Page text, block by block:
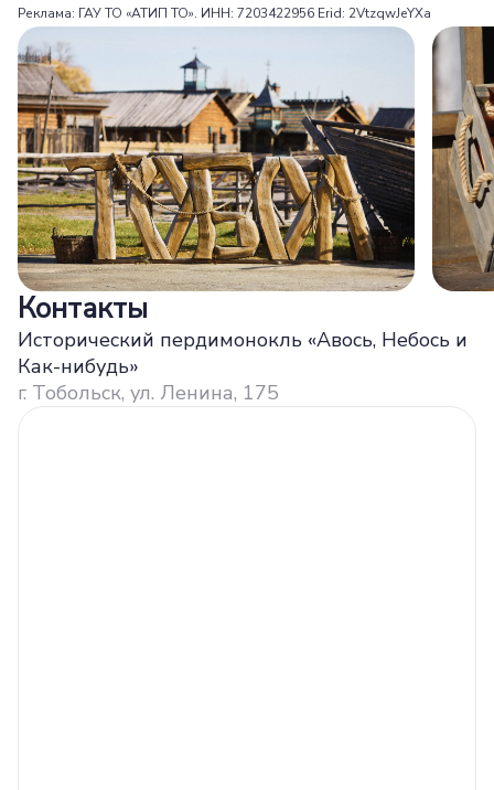
Реклама: ГАУ ТО «АТИП ТО». ИНН: 7203422956 Erid: 2VtzqwJeYXa
Контакты
Исторический пердимонокль «Авось, Небось и
Как-нибудь»
г. Тобольск, ул. Ленина, 175